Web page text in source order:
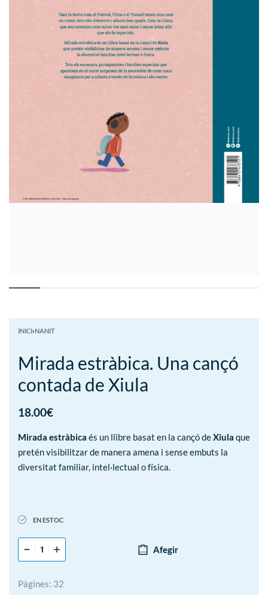
INICI›NANIT
Mirada estràbica. Una cançó
contada de Xiula
18.00€
Mirada estràbica és un llibre basat en la cançó deXiula que
pretén visibilitzar de manera amena i sense embuts la
diversitat familiar, intel·lectual o física.
EN ESTOC
Afegir
Pàgines: 32